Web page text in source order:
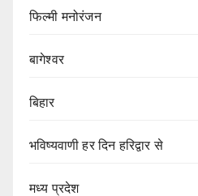
फिल्मी मनोरंजन
बागेश्वर
बिहार
भविष्यवाणी हर दिन हरिद्वार से
मध्य प्रदेश